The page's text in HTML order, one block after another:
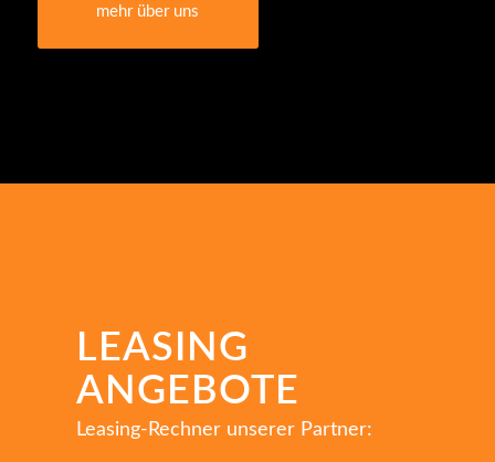
mehr über uns
LEASING
ANGEBOTE
Leasing-Rechner unserer Partner: